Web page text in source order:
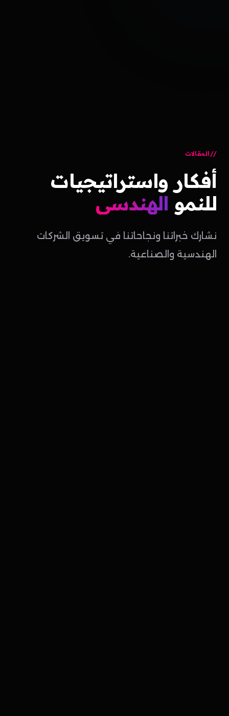
المقالات
أفكار واستراتيجيات
للنمو الهندسي
نشارك خبراتنا ونجاحاتنا في تسويق الشركات
الهندسية والصناعية.